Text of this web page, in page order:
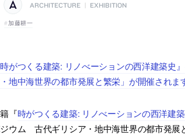
ARCHITECTURE | EXHIBITION
加藤耕一
時がつくる建築: リノべーションの西洋建築
地中海世界の都市発展と繁栄」が開催されま
『時がつくる建築: リノべーションの西洋建
ウム 古代ギリシア・地中海世界の都市発展